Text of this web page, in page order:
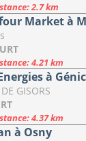
2.7 km
Market à
4.21 km
à
GISORS
4.37 km
à Osny